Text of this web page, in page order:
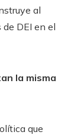
al
DEI en el
la misma
que